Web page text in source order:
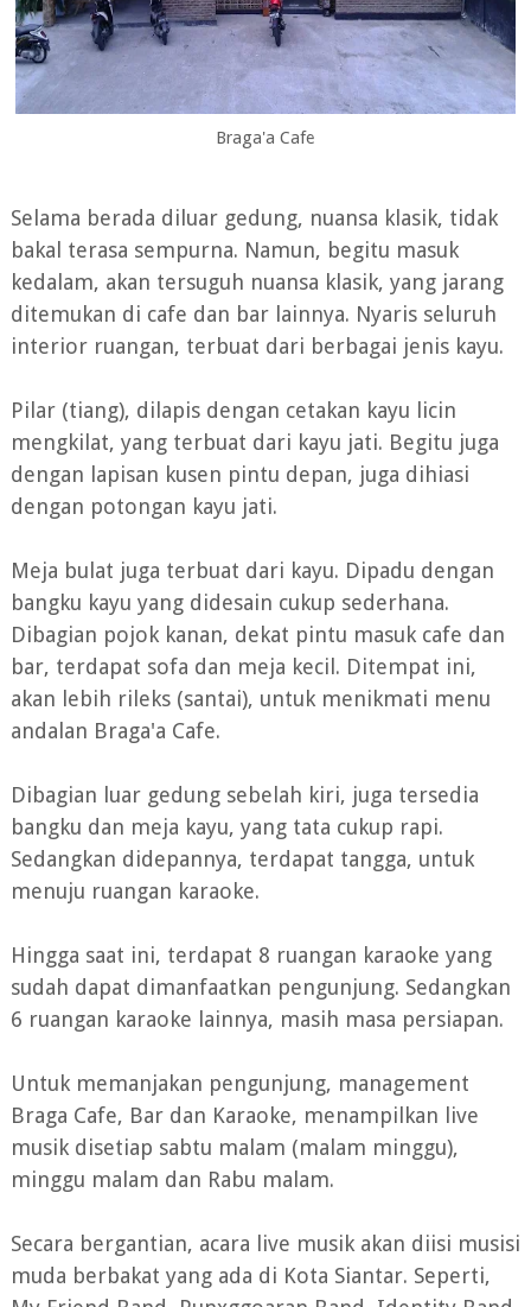
Braga'a Cafe
Selama berada diluar gedung, nuansa klasik, tidak
bakal terasa sempurna. Namun, begitu masuk
kedalam, akan tersuguh nuansa klasik, yang jarang
ditemukan di cafe dan bar lainnya. Nyaris seluruh
interior ruangan, terbuat dari berbagai jenis kayu.
Pilar (tiang), dilapis dengan cetakan kayu licin
mengkilat, yang terbuat dari kayu jati. Begitu juga
dengan lapisan kusen pintu depan, juga dihiasi
dengan potongan kayu jati.
Meja bulat juga terbuat dari kayu. Dipadu dengan
bangku kayu yang didesain cukup sederhana.
Dibagian pojok kanan, dekat pintu masuk cafe dan
bar, terdapat sofa dan meja kecil. Ditempat ini,
akan lebih rileks (santai), untuk menikmati menu
andalan Braga'a Cafe.
Dibagian luar gedung sebelah kiri, juga tersedia
bangku dan meja kayu, yang tata cukup rapi.
Sedangkan didepannya, terdapat tangga, untuk
menuju ruangan karaoke.
Hingga saat ini, terdapat 8 ruangan karaoke yang
sudah dapat dimanfaatkan pengunjung. Sedangkan
6 ruangan karaoke lainnya, masih masa persiapan.
Untuk memanjakan pengunjung, management
Braga Cafe, Bar dan Karaoke, menampilkan live
musik disetiap sabtu malam (malam minggu),
minggu malam dan Rabu malam.
Secara bergantian, acara live musik akan diisi musisi
muda berbakat yang ada di Kota Siantar. Seperti,